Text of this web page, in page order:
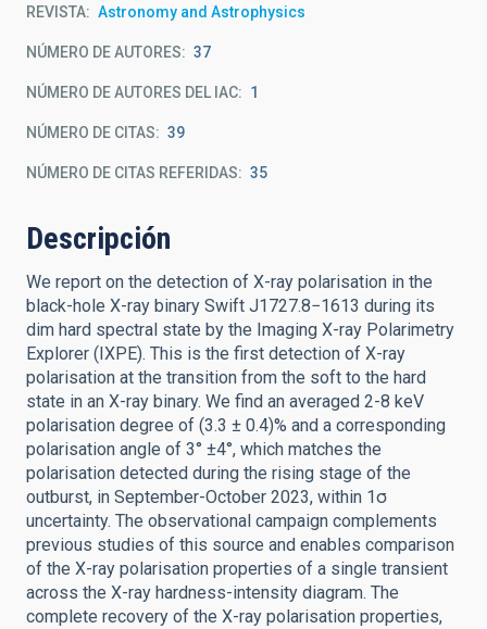
REVISTA Astronomy and Astrophysics
NÚMERO DE AUTORES 37
NÚMERO DE AUTORES DEL IAC 1
NÚMERO DE CITAS 39
NÚMERO DE CITAS REFERIDAS 35
Descripción
We report on the detection of X-ray polarisation in the
black-hole X-ray binary Swift J1727.8−1613 during its
dim hard spectral state by the Imaging X-ray Polarimetry
Explorer (IXPE). This is the first detection of X-ray
polarisation at the transition from the soft to the hard
state in an X-ray binary. We find an averaged 2-8 keV
polarisation degree of (3.3 ± 0.4)% and a corresponding
polarisation angle of 3° ±4°, which matches the
polarisation detected during the rising stage of the
outburst, in September-October 2023, within 1σ
uncertainty. The observational campaign complements
previous studies of this source and enables comparison
of the X-ray polarisation properties of a single transient
across the X-ray hardness-intensity diagram. The
complete recovery of the X-ray polarisation properties,